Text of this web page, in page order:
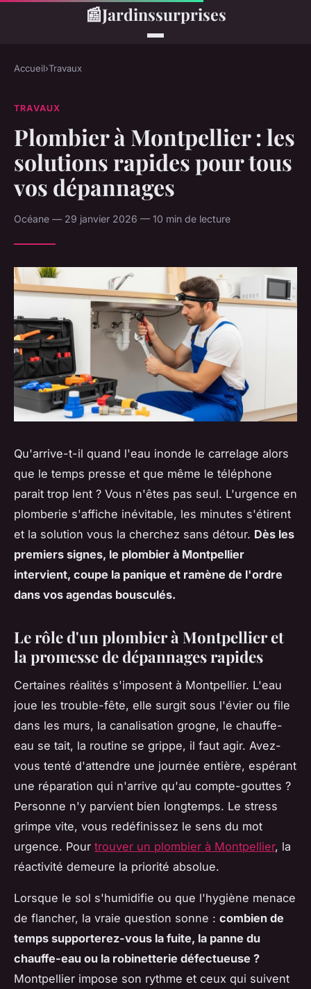
📰Jardinssurprises
Accueil›Travaux
TRAVAUX
Plombier à Montpellier : les
solutions rapides pour tous
vos dépannages
Océane — 29 janvier 2026 — 10 min de lecture
Qu'arrive-t-il quand l'eau inonde le carrelage alors
que le temps presse et que même le téléphone
parait trop lent ? Vous n'êtes pas seul. L'urgence en
plomberie s'affiche inévitable, les minutes s'étirent
et la solution vous la cherchez sans détour. Dès les
premiers signes, le plombier à Montpellier
intervient, coupe la panique et ramène de l'ordre
dans vos agendas bousculés.
Le rôle d'un plombier à Montpellier et
la promesse de dépannages rapides
Certaines réalités s'imposent à Montpellier. L'eau
joue les trouble-fête, elle surgit sous l'évier ou file
dans les murs, la canalisation grogne, le chauffe-
eau se tait, la routine se grippe, il faut agir. Avez-
vous tenté d'attendre une journée entière, espérant
une réparation qui n'arrive qu'au compte-gouttes ?
Personne n'y parvient bien longtemps. Le stress
grimpe vite, vous redéfinissez le sens du mot
urgence. Pour trouver un plombier à Montpellier, la
réactivité demeure la priorité absolue.
Lorsque le sol s'humidifie ou que l'hygiène menace
de flancher, la vraie question sonne : combien de
temps supporterez-vous la fuite, la panne du
chauffe-eau ou la robinetterie défectueuse ?
Montpellier impose son rythme et ceux qui suivent